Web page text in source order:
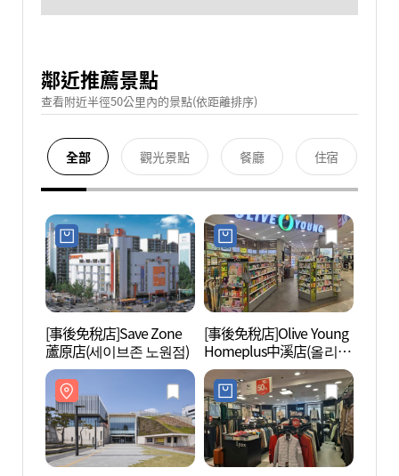
鄰近推薦景點
查看附近半徑50公里內的景點(依距離排序)
全部 觀光景點 餐廳 住宿
[事後免稅店]Save Zone
蘆原店(세이브존 노원점)
[事後免稅店]Olive Young
Homeplus中溪店(올리브
영 홈플러스중계점)